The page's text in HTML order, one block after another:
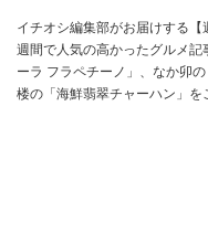
イチオシ編集部がお届けする
週間で人気の高かったグルメ
ーラ フラペチーノ」、なか卯
楼の「海鮮翡翠チャーハン」を